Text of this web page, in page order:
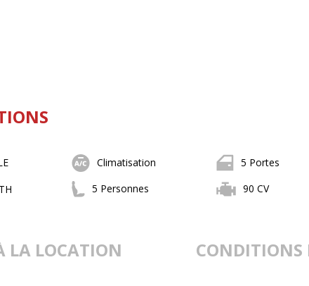
Climatisation
5 Portes
5 Personnes
90 CV
LA LOCATION CONDITIONS